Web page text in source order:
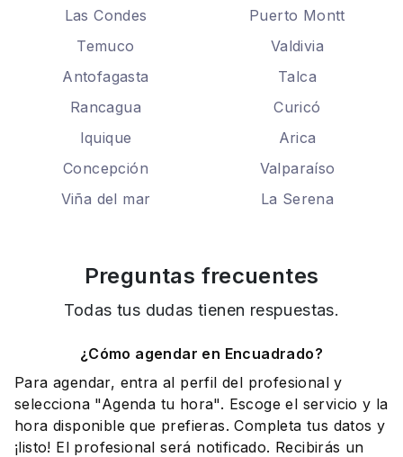
Las Condes
Puerto Montt
Temuco
Valdivia
Antofagasta
Talca
Rancagua
Curicó
Iquique
Arica
Concepción
Valparaíso
Viña del mar
La Serena
Preguntas frecuentes
Todas tus dudas tienen respuestas.
¿Cómo agendar en Encuadrado?
Para agendar, entra al perfil del profesional y
selecciona "Agenda tu hora". Escoge el servicio y la
hora disponible que prefieras. Completa tus datos y
¡listo! El profesional será notificado. Recibirás un